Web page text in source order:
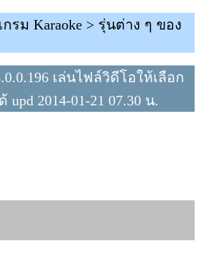
ม Karaoke > รุ่นต่าง ๆ ของ
เล่นไฟล์วิดีโอให้เลือก
2014-01-21 07.30 น.